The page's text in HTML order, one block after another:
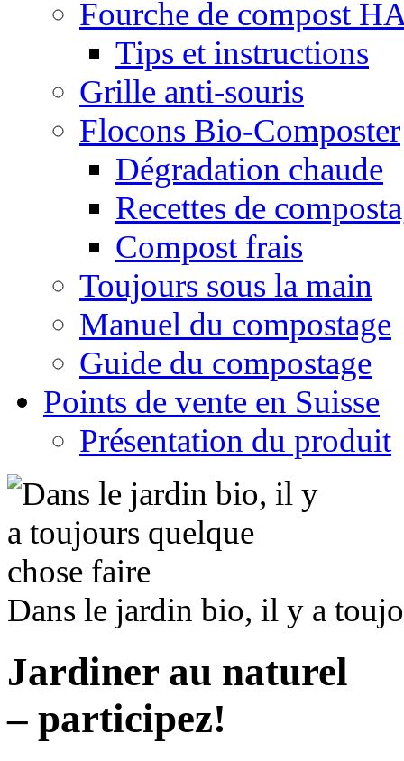
Fourche de compost
Tips et instructions
Grille anti-souris
Flocons Bio-Composter
Dégradation chaude
Recettes de
Compost frais
Toujours sous la main
Manuel du compostage
Guide du compostage
Points de vente en Suisse
Présentation du produit
Dans le jardin bio, il y a
Jardiner au naturel
– participez!